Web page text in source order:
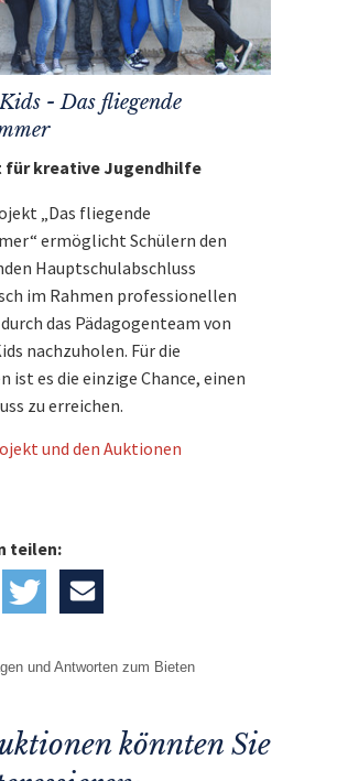
- Das fliegende
für kreative Jugendhilfe
„Das fliegende
ermöglicht Schülern den
Hauptschulabschluss
im Rahmen professionellen
das Pädagogenteam von
nachzuholen. Für die
ist es die einzige Chance, einen
zu erreichen.
und den Auktionen
teilen:
und Antworten zum Bieten
könnten Sie